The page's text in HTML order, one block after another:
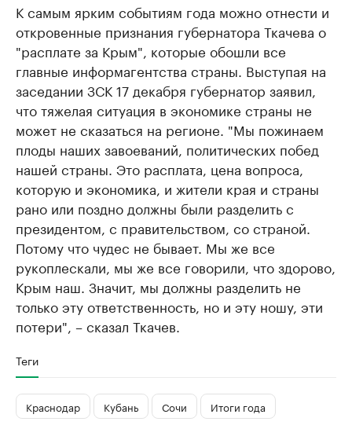
К самым ярким событиям года можно отнести и
откровенные признания губернатора Ткачева о
"расплате за Крым", которые обошли все
главные информагентства страны. Выступая на
заседании ЗСК 17 декабря губернатор заявил,
что тяжелая ситуация в экономике страны не
может не сказаться на регионе. "Мы пожинаем
плоды наших завоеваний, политических побед
нашей страны. Это расплата, цена вопроса,
которую и экономика, и жители края и страны
рано или поздно должны были разделить с
президентом, с правительством, со страной.
Потому что чудес не бывает. Мы же все
рукоплескали, мы же все говорили, что здорово,
Крым наш. Значит, мы должны разделить не
только эту ответственность, но и эту ношу, эти
потери", – сказал Ткачев.
Теги
Краснодар Кубань Сочи Итоги года